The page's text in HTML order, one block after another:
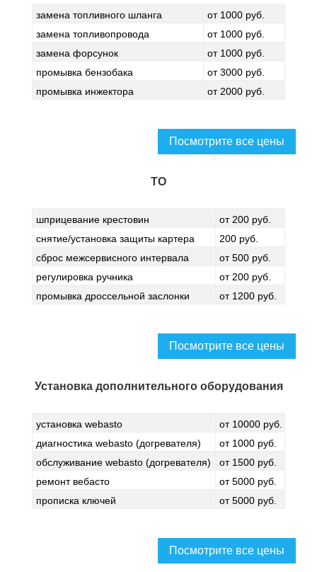
замена топливного шланга
от 1000 руб.
замена топливопровода
от 1000 руб.
замена форсунок
от 1000 руб.
промывка бензобака
от 3000 руб.
промывка инжектора
от 2000 руб.
Посмотрите все цены
ТО
шприцевание крестовин
от 200 руб.
снятие/установка защиты картера
200 руб.
сброс межсервисного интервала
от 500 руб.
регулировка ручника
от 200 руб.
промывка дроссельной заслонки
от 1200 руб.
Посмотрите все цены
Установка дополнительного оборудования
установка webasto
от 10000 руб.
диагностика webasto (догревателя)
от 1000 руб.
обслуживание webasto (догревателя)
от 1500 руб.
ремонт вебасто
от 5000 руб.
прописка ключей
от 5000 руб.
Посмотрите все цены